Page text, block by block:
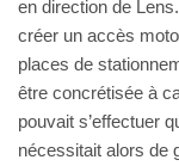
en direction de
créer un accès
places de
être concrétisée à
pouvait s’effectuer
nécessitait alors de